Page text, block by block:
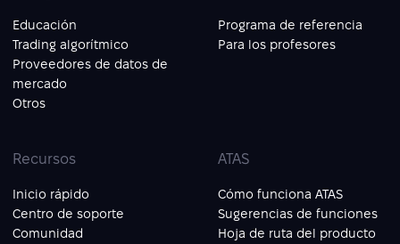
Educación
Trading algorítmico
Proveedores de datos de
mercado
Otros
Programa de referencia
Para los profesores
Recursos
Inicio rápido
Centro de soporte
Comunidad
ATAS
Cómo funciona ATAS
Sugerencias de funciones
Hoja de ruta del producto